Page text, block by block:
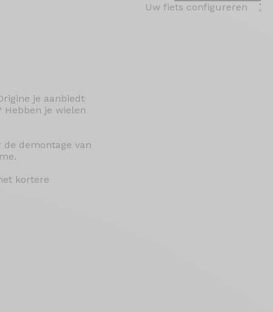
Uw fiets configureren
je aanbiedt
Hebben je wielen
de demontage van
kortere